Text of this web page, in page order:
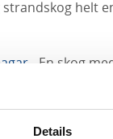
Details
strandskog helt
- En skog
ge extra mycket